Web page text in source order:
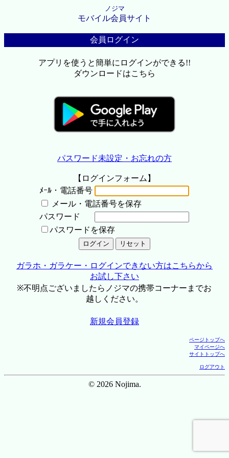
ノジマ
モバイル会員サイト
会員ログイン
アプリを使うと簡単にログインができる!!
ダウンロードはこちら
パスワード未設定・お忘れの方
【ログインフォーム】
ﾒｰﾙ・電話番号
メール・電話番号を保存
パスワード
パスワードを保存
ガラホ・ガラケー・ログインできない方はこちらから
お試し下さい
※不明点ございましたらノジマの携帯コーナーまでお
越しください。
新規会員登録
ページトップへ
マイページへ
サイトトップへ
ログアウト
© 2026 Nojima.